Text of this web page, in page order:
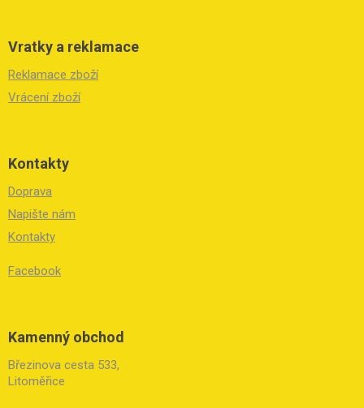
Vratky a reklamace
Reklamace zboží
Vrácení zboží
Kontakty
Doprava
Napište nám
Kontakty
Facebook
Kamenný obchod
Březinova cesta 533,
Litoměřice